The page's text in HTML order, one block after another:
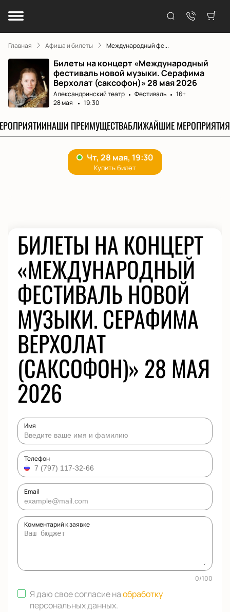
Главная Афиша и билеты Международный фе...
Билеты на концерт «Международный
фестиваль новой музыки. Серафима
Верхолат (саксофон)» 28 мая 2026
Александринский театр Фестиваль
16+
28 мая
19:30
НАШИ ПРЕИМУЩЕСТВАБЛИЖАЙШИЕ МЕРОПРИЯТИЯ
БИЛЕТЫ НА КОНЦЕРТ
«МЕЖДУНАРОДНЫЙ
ФЕСТИВАЛЬ НОВОЙ
МУЗЫКИ. СЕРАФИМА
ВЕРХОЛАТ
(САКСОФОН)» 28 МАЯ
2026
Имя
Телефон
Email
Комментарий к заявке
0/100
Я даю свое согласие наобработку
персональных данных.